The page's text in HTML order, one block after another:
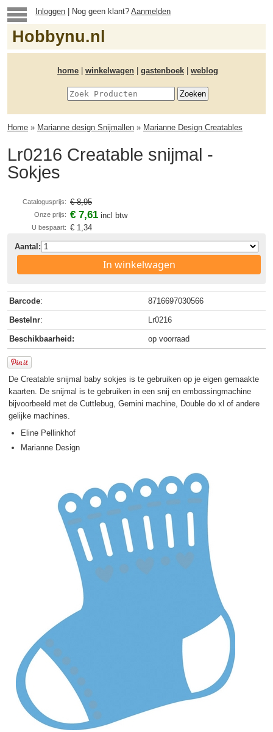
Inloggen | Nog geen klant?Aanmelden
Hobbynu.nl
home winkelwagen gastenboek weblog
Home » Marianne design Snijmallen » Marianne Design Creatables
Lr0216 Creatable snijmal -
Sokjes
Catalogusprijs: € 8,95
Onze prijs: € 7,61 incl btw
U bespaart: € 1,34
Aantal:
In winkelwagen
Barcode: 8716697030566
Bestelnr: Lr0216
Beschikbaarheid: op voorraad
De Creatable snijmal baby sokjes is te gebruiken op je eigen gemaakte
kaarten. De snijmal is te gebruiken in een snij en embossingmachine
bijvoorbeeld met de Cuttlebug, Gemini machine, Double do xl of andere
gelijke machines.
Eline Pellinkhof
Marianne Design